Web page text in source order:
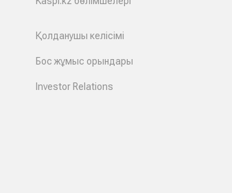
Қолданушы келісімі
Бос жұмыс орындары
Investor Relations